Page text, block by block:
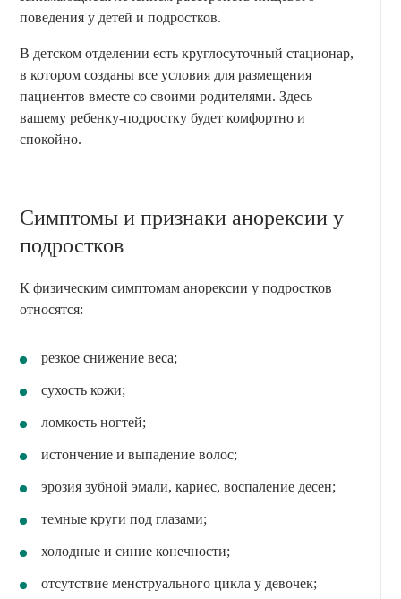
поведения у детей и подростков.
В детском отделении есть круглосуточный стационар,
в котором созданы все условия для размещения
пациентов вместе со своими родителями. Здесь
вашему ребенку-подростку будет комфортно и
спокойно.
Симптомы и признаки анорексии у
подростков
К физическим симптомам анорексии у подростков
относятся:
резкое снижение веса;
сухость кожи;
ломкость ногтей;
истончение и выпадение волос;
эрозия зубной эмали, кариес, воспаление десен;
темные круги под глазами;
холодные и синие конечности;
отсутствие менструального цикла у девочек;